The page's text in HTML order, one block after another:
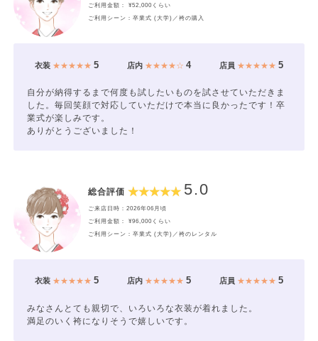
ご利用金額： ¥52,000くらい
ご利用シーン：卒業式 (大学)／袴の購入
衣装★★★★★ 5 店内★★★★☆ 4 店員 ★★★★★5
自分が納得するまで何度も試したいものを試させていただきま
した。毎回笑顔で対応していただけで本当に良かったです！卒
業式が楽しみです。
ありがとうございました！
総合評価 5.0
ご来店日時：2026年06月頃
ご利用金額： ¥96,000くらい
ご利用シーン：卒業式 (大学)／袴のレンタル
衣装★★★★★ 5 店内★★★★★ 5 店員 ★★★★★5
みなさんとても親切で、いろいろな衣装が着れました。
満足のいく袴になりそうで嬉しいです。